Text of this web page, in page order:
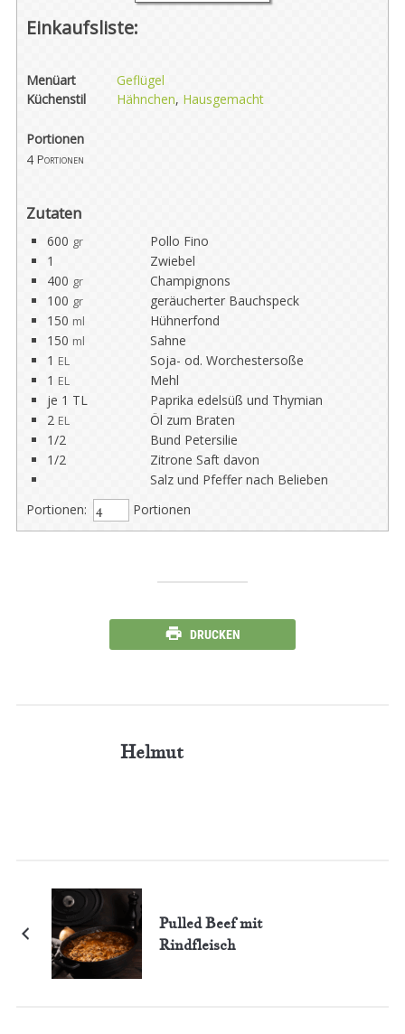
Einkaufsliste:
Menüart
Geflügel
Küchenstil
Hähnchen, Hausgemacht
Portionen
4 Portionen
Zutaten
600 gr
Pollo Fino
1
Zwiebel
400 gr
Champignons
100 gr
geräucherter Bauchspeck
150 ml
Hühnerfond
150 ml
Sahne
1 EL
Soja- od. Worchestersoße
1 EL
Mehl
je 1 TL
Paprika edelsüß und Thymian
2 EL
Öl zum Braten
1/2
Bund Petersilie
1/2
Zitrone Saft davon
Salz und Pfeffer nach Belieben
Portionen:
Portionen
DRUCKEN
Helmut
Pulled Beef mit
Rindfleisch